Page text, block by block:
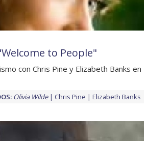
to People"
con Chris Pine y Elizabeth Banks en
Olivia Wilde Chris Pine Elizabeth Banks